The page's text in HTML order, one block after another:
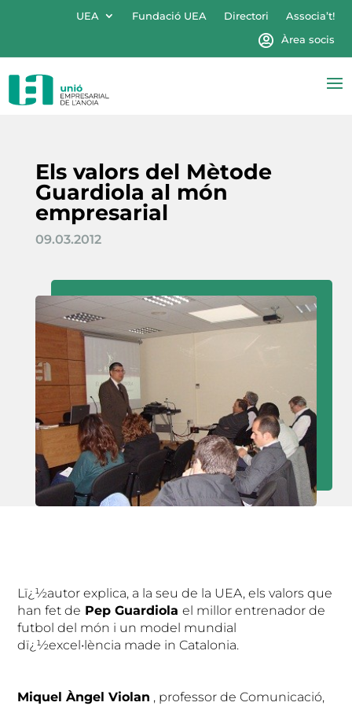
UEA Fundació UEA Directori
Associa’t!
Àrea socis
Els valors del Mètode
Guardiola al món
empresarial
09.03.2012
Lï¿½autor explica, a la seu de la UEA, els valors que
han fet de Pep Guardiolael millor entrenador de
futbol del món i un model mundial
dï¿½excel•lència made in Catalonia.
Miquel Àngel Violan , professor de Comunicació,